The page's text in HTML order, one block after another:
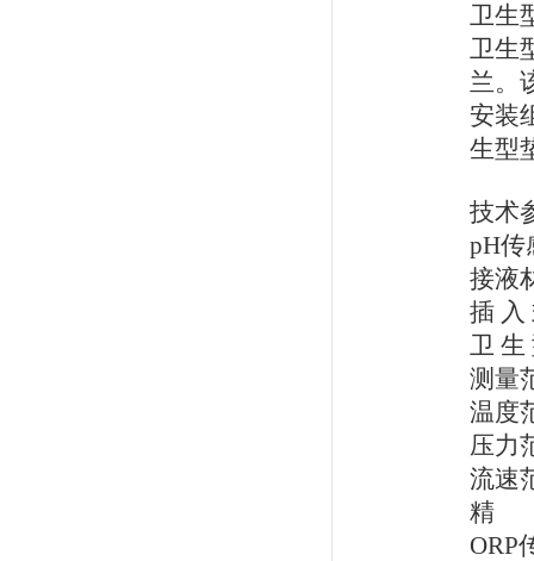
卫生
卫生
兰。
安装
生型
技术
pH传
接液
插 入
卫 生
测量
温度
压力
流速
精
ORP